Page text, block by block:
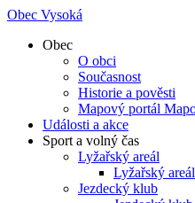
Obec Vysoká
Obec
O obci
Současnost
Historie a pověsti
Mapový portál
Události a akce
Sport a volný čas
Lyžařský areál
Lyžařský areál
Jezdecký klub